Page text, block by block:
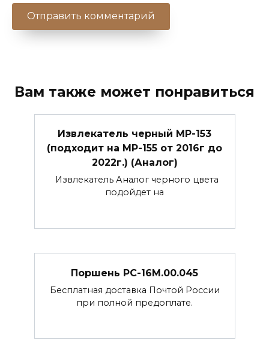
Вам также может понравиться
Извлекатель черный МР-153
(подходит на МР-155 от 2016г до
2022г.) (Аналог)
Извлекатель Аналог черного цвета
подойдет на
Поршень РС-16М.00.045
Бесплатная доставка Почтой России
при полной предоплате.